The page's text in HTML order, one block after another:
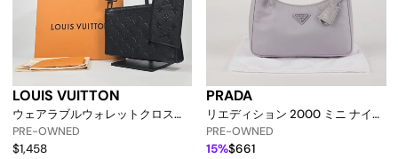
LOUIS VUITTON
ウェアラブルウォレットクロスバ
ッグ 22x14.5x4.5cm 158542065
[p]
PRE-OWNED
$1,458
PRADA
リエディション 2000 ミニ ナイロ
ン ホーボーバッグ ウィステリア
157521838 [p]
PRE-OWNED
15%$661